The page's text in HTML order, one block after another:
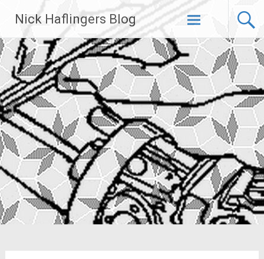
Inhalt
springen
Nick Haflingers Blog